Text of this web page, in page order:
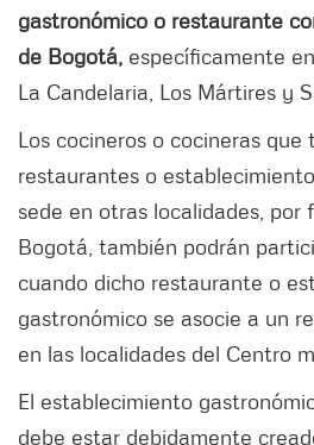
gastronómico o restaurante
de Bogotá, específicamente
La Candelaria, Los Mártires y
Los cocineros o cocineras que
restaurantes o
sede en otras localidades, por
Bogotá, también podrán
cuando dicho restaurante o
gastronómico se asocie a un
en las localidades del Centro
El establecimiento
debe estar debidamente